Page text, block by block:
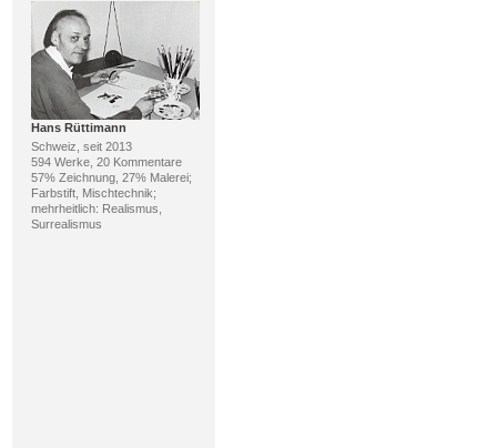
Hans Rüttimann
Schweiz, seit 2013
594 Werke, 20 Kommentare
57% Zeichnung, 27% Malerei;
Farbstift, Mischtechnik;
mehrheitlich: Realismus,
Surrealismus